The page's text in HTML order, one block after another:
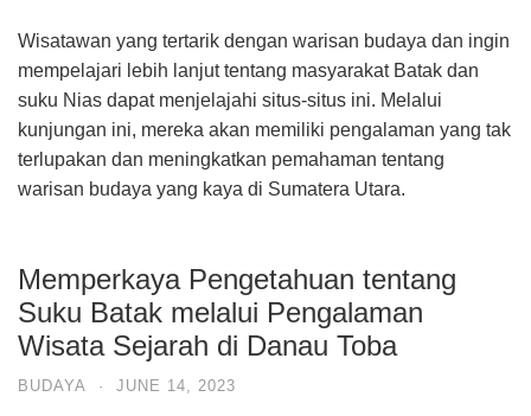
Wisatawan yang tertarik dengan warisan budaya dan ingin
mempelajari lebih lanjut tentang masyarakat Batak dan
suku Nias dapat menjelajahi situs-situs ini. Melalui
kunjungan ini, mereka akan memiliki pengalaman yang tak
terlupakan dan meningkatkan pemahaman tentang
warisan budaya yang kaya di Sumatera Utara.
Memperkaya Pengetahuan tentang
Suku Batak melalui Pengalaman
Wisata Sejarah di Danau Toba
BUDAYA · JUNE 14, 2023